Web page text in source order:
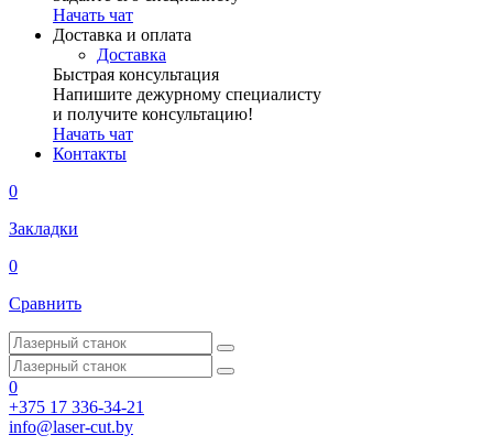
Начать чат
Доставка и оплата
Доставка
Быстрая консультация
Напишите дежурному специалисту
и получите консультацию!
Начать чат
Контакты
0
Закладки
0
Сравнить
0
+375 17 336-34-21
info@laser-cut.by